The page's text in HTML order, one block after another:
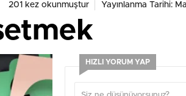
201 kez okunmuştur Yayınlanma Tarihi:
HIZLI YORUM YAP